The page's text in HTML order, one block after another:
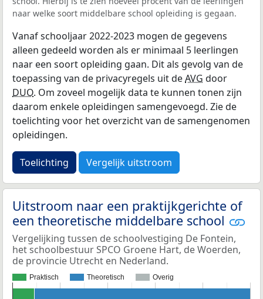
naar welke soort middelbare school opleiding is gegaan.
Vanaf schooljaar 2022-2023 mogen de gegevens
alleen gedeeld worden als er minimaal 5 leerlingen
naar een soort opleiding gaan. Dit als gevolg van de
toepassing van de privacyregels uit deAVG door
DUO. Om zoveel mogelijk data te kunnen tonen zijn
daarom enkele opleidingen samengevoegd. Zie de
toelichting voor het overzicht van de samengenomen
opleidingen.
Toelichting Vergelijk uitstroom
Uitstroom naar een praktijkgerichte of
een theoretische middelbare school
Vergelijking tussen de schoolvestiging De Fontein,
het schoolbestuur SPCO Groene Hart, de Woerden,
de provincie Utrecht en Nederland.
Praktisch Theoretisch Overig